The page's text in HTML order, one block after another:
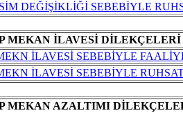
DEĞİŞİKLİĞİ SEBEBİYLE
MEKAN İLAVESİ DİLEKÇELERİ
İLAVESİ SEBEBİYLE
İLAVESİ SEBEBİYLE
MEKAN AZALTIMI